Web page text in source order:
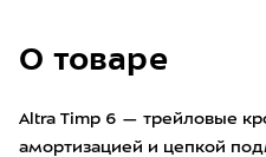
О товаре
Altra Timp 6 — трейловые
амортизацией и цепкой